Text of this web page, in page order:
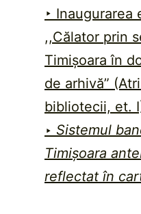
‣ Inaugurarea
,,Călator prin
Timișoara în
de arhivă”
bibliotecii, et.
‣ Sistemul
Timișoara
reflectat în